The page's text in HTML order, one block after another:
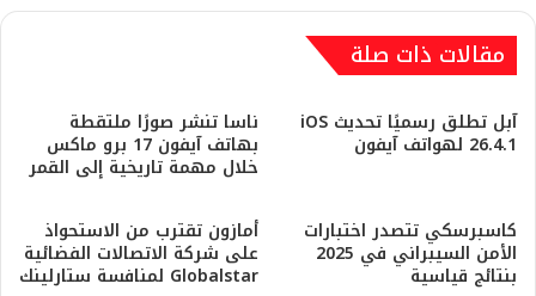
مقالات ذات صلة
آبل تطلق رسميًا تحديث iOS
26.4.1 لهواتف آيفون
ناسا تنشر صورًا ملتقطة
بهاتف آيفون 17 برو ماكس
خلال مهمة تاريخية إلى القمر
كاسبرسكي تتصدر اختبارات
الأمن السيبراني في 2025
بنتائج قياسية
أمازون تقترب من الاستحواذ
على شركة الاتصالات الفضائية
Globalstar لمنافسة ستارلينك